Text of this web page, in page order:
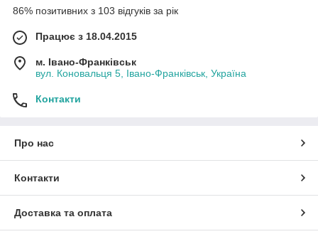
86% позитивних з 103 відгуків за рік
Працює з 18.04.2015
м. Івано-Франківськ
вул. Коновальця 5, Івано-Франківськ, Україна
Контакти
Про нас
Контакти
Доставка та оплата